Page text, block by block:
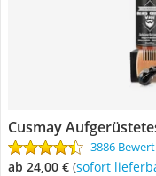
Cusmay
3886
ab 24,00 € ( Sofort